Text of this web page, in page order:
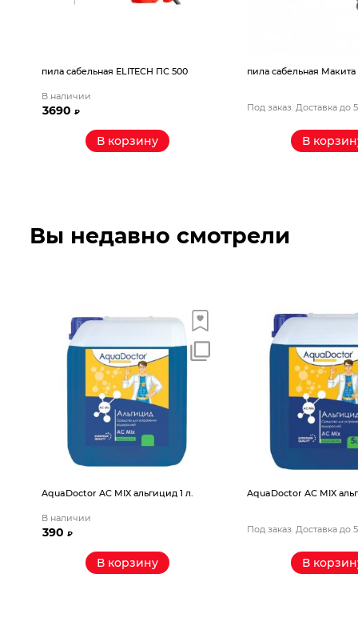
пила сабельная ELITECH ПС 500
В наличии
3690₽
В корзину
пила сабельная Макита
Под заказ. Доставка до
В
Вы недавно смотрели
AquaDoctor AС MIX альгицид 1 л.
В наличии
390₽
В корзину
AquaDoctor AС MIX
Под заказ. Доставка до
В